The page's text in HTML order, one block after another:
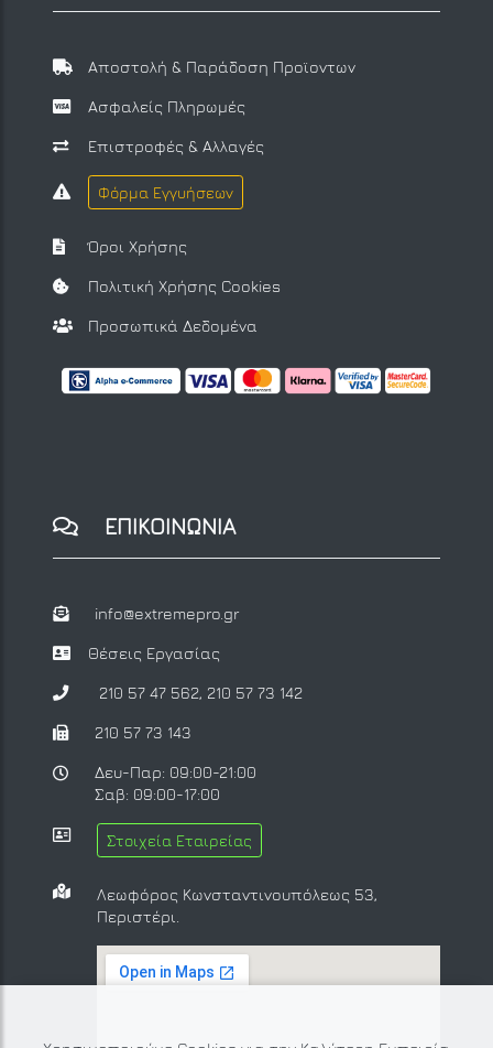
Αποστολή & Παράδοση Προϊοντων
Ασφαλείς Πληρωμές
Επιστροφές & Αλλαγές
Φόρμα Εγγυήσεων
Όροι Χρήσης
Πολιτική Χρήσης Cookies
Προσωπικά Δεδομένα
ΕΠΙΚΟΙΝΩΝΙΑ
info@extremepro.gr
Θέσεις Εργασίας
210 57 47 562, 210 57 73 142
210 57 73 143
Δευ-Παρ: 09:00-21:00
Σαβ: 09:00-17:00
Στοιχεία Εταιρείας
Λεωφόρος Κωνσταντινουπόλεως 53,
Περιστέρι.